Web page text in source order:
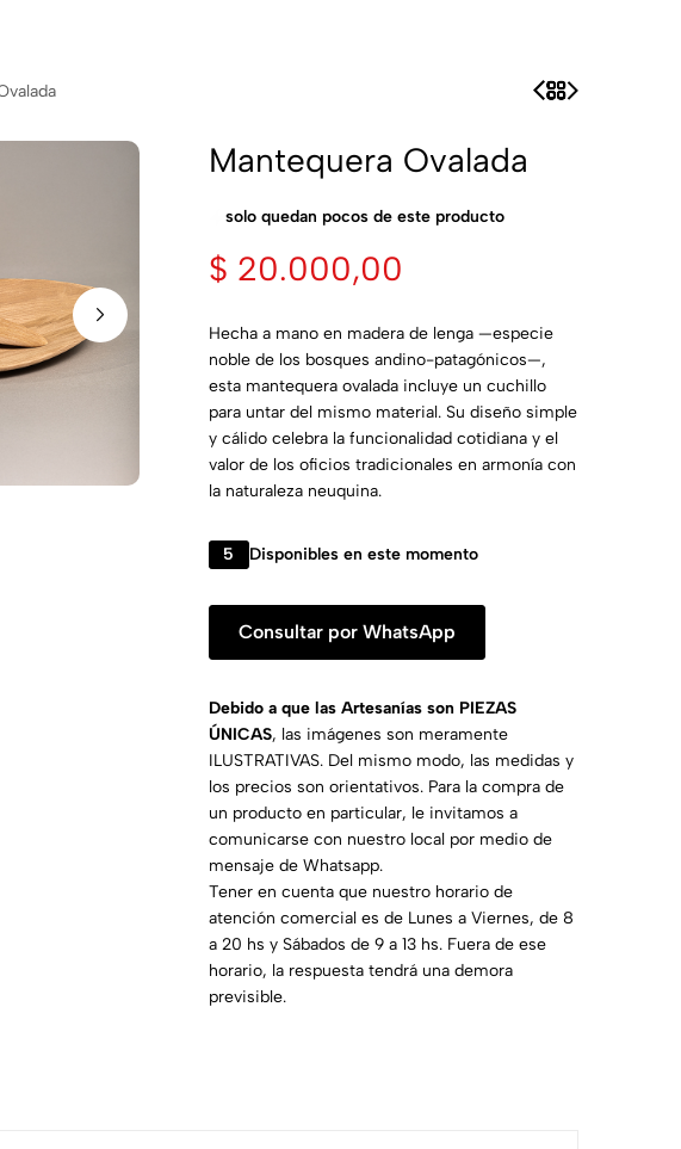
Mantequera Ovalada
solo quedan pocos de este producto
$ 20.000,00
Hecha a mano en madera de lenga —especie
noble de los bosques andino-patagónicos—,
esta mantequera ovalada incluye un cuchillo
para untar del mismo material. Su diseño simple
y cálido celebra la funcionalidad cotidiana y el
valor de los oficios tradicionales en armonía con
la naturaleza neuquina.
5 Disponibles en este momento
Consultar por WhatsApp
Debido a que las Artesanías son PIEZAS
ÚNICAS, las imágenes son meramente
ILUSTRATIVAS. Del mismo modo, las medidas y
los precios son orientativos. Para la compra de
un producto en particular, le invitamos a
comunicarse con nuestro local por medio de
mensaje de Whatsapp.
Tener en cuenta que nuestro horario de
atención comercial es de Lunes a Viernes, de 8
a 20 hs y Sábados de 9 a 13 hs. Fuera de ese
horario, la respuesta tendrá una demora
previsible.